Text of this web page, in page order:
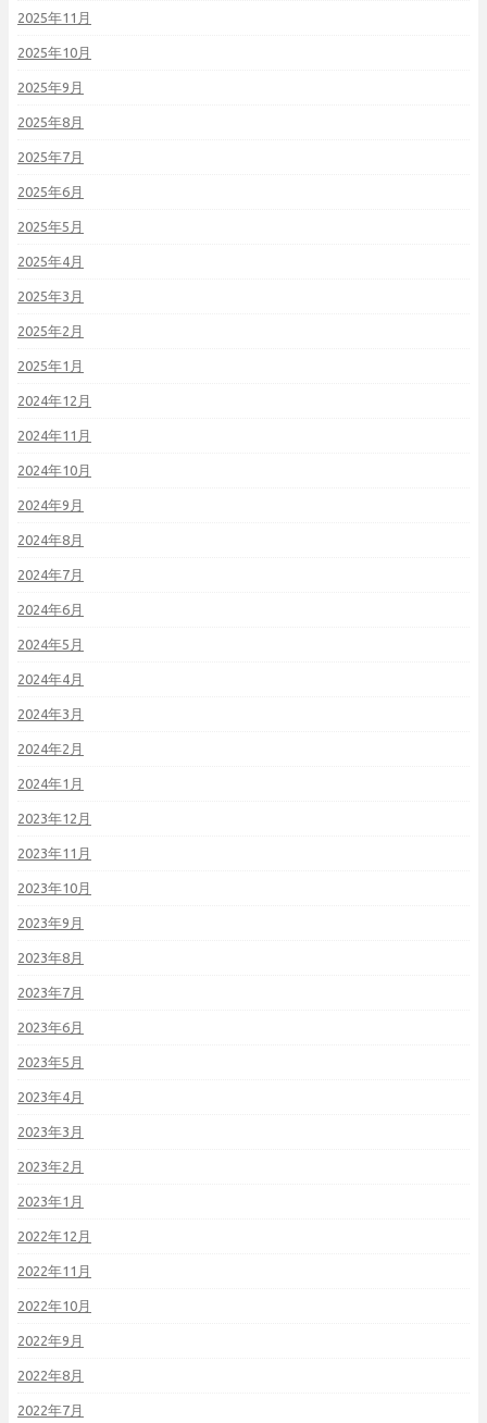
2025年11月
2025年10月
2025年9月
2025年8月
2025年7月
2025年6月
2025年5月
2025年4月
2025年3月
2025年2月
2025年1月
2024年12月
2024年11月
2024年10月
2024年9月
2024年8月
2024年7月
2024年6月
2024年5月
2024年4月
2024年3月
2024年2月
2024年1月
2023年12月
2023年11月
2023年10月
2023年9月
2023年8月
2023年7月
2023年6月
2023年5月
2023年4月
2023年3月
2023年2月
2023年1月
2022年12月
2022年11月
2022年10月
2022年9月
2022年8月
2022年7月